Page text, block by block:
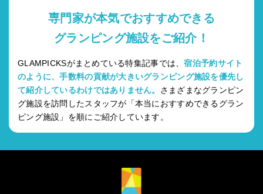
専門家が本気でおすすめできる
グランピング施設をご紹介！
GLAMPICKSがまとめている特集記事では、宿泊予約サイト
のように、手数料の貢献が大きいグランピング施設を優先し
て紹介しているわけではありません。 さまざまなグランピン
グ施設を訪問したスタッフが「本当におすすめできるグラン
ピング施設」を順にご紹介しています。